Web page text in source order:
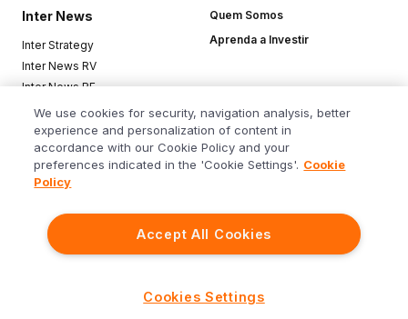
Siga o Inter
Inter News
Inter Strategy
Inter News RV
Inter News RF
Top Funds
Quem Somos
Aprenda a Investir
Baixe o app
We use cookies for security, navigation analysis, better
experience and personalization of content in
accordance with our Cookie Policy and your
preferences indicated in the 'Cookie Settings'. Cookie
Policy
Accept All Cookies
Cookies Settings